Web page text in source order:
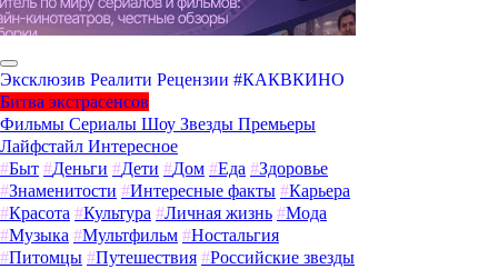
Эксклюзив Реалити Рецензии #КАКВКИНО
Битва экстрасенсов
Фильмы Сериалы Шоу Звезды Премьеры
Лайфстайл Интересное
#Быт #Деньги #Дети #Дом #Еда #Здоровье
#Знаменитости #Интересные факты #Карьера
#Красота #Культура #Личная жизнь #Мода
#Музыка #Мультфильм #Ностальгия
#Питомцы #Путешествия #Российские звезды